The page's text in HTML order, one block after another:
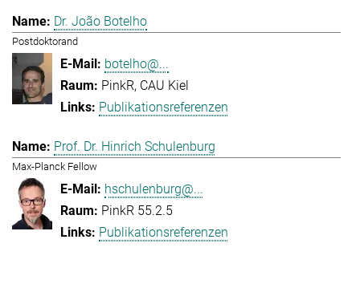
Dr. João Botelho
Postdoktorand
botelho@...
PinkR, CAU Kiel
Publikationsreferenzen
Prof. Dr. Hinrich Schulenburg
Max-Planck Fellow
hschulenburg@...
PinkR 55.2.5
Publikationsreferenzen